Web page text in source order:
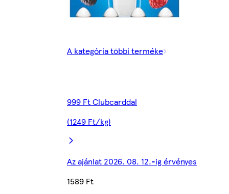
A kategória többi terméke
999 Ft Clubcarddal
(1249 Ft/kg)
Az ajánlat 2026. 08. 12.-ig érvényes
1589 Ft